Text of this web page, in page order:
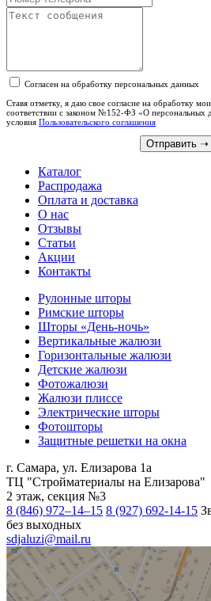
Согласен на обработку персональных данных
Ставя отметку, я даю свое согласие на обработку
соответствии с законом №152-ФЗ «О
условия Пользовательского соглашения
Отправить➝
Каталог
Распродажа
Оплата и доставка
О нас
Отзывы
Статьи
Акции
Контакты
Рулонные шторы
Римские шторы
Шторы «День-ночь»
Вертикальные жалюзи
Горизонтальные жалюзи
Детские жалюзи
Фотожалюзи
Жалюзи плиссе
Электрические шторы
Фотошторы
Защитные решетки на окна
г. Самара, ул. Елизарова 1а
ТЦ "Стройматериалы на Елизарова"
2 этаж, секция №3
8 (846) 972–14–15 8 (927) 692-14-15
без выходных
sdjaluzi@mail.ru